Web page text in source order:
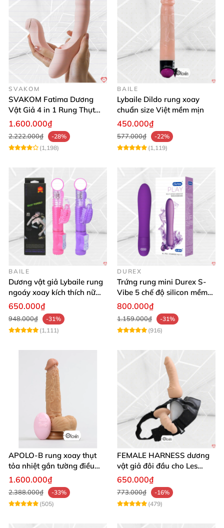
SVAKOM
SVAKOM Fatima Dương
Vật Giả 4 in 1 Rung Thụt
Hút Toả Nhiệt Massage Cho
1.600.000₫
2.222.000₫
-28%
(1,198)
BAILE
Lybaile Dildo rung xoay
chuẩn size Việt mềm mịn
450.000₫
577.000₫
-22%
(1,119)
BAILE
Dương vật giả Lybaile rung
ngoáy xoay kích thích nữ
thủ dâm
650.000₫
948.000₫
-31%
(1,111)
DUREX
Trứng rung mini Durex S-
Vibe 5 chế độ silicon mềm
mịn cao cấp
800.000₫
1.159.000₫
-31%
(916)
APOLO-B rung xoay thụt
tỏa nhiệt gắn tường điều
khiển từ xa đa chế độ
1.600.000₫
2.388.000₫
-33%
(505)
FEMALE HARNESS dương
vật giả đôi đầu cho Les
massage cực sướng
650.000₫
773.000₫
-16%
(479)